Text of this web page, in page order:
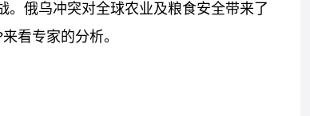
俄乌冲突对全球农业及粮食安全带来了
看专家的分析。